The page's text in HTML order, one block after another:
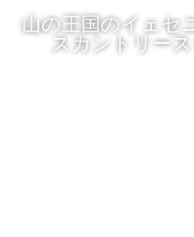
山の王国のイェセ
スカントリー